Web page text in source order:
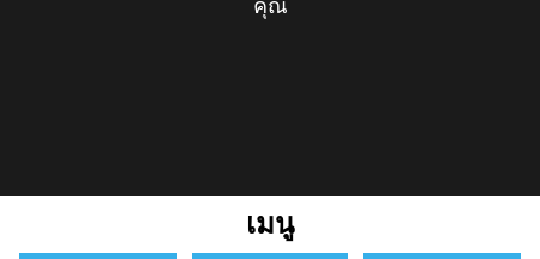
คุณ
เมนู